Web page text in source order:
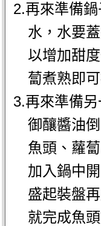
2.再來準備
水，水要
以增加甜
蔔煮熟即
3.再來準備
御釀醬油
魚頭、蘿
加入鍋中
盛起裝盤
就完成魚